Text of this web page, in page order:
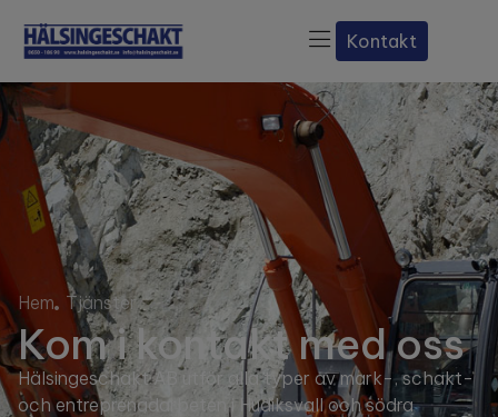
Kontakt
Hem Tjänster
Kom i kontakt med oss
Hälsingeschakt AB utför alla typer av mark-, schakt-
och entreprenadarbeten i Hudiksvall och södra